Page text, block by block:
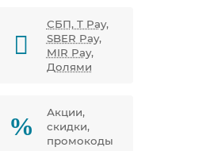
СБП, T Pay,
SBER Pay,
MIR Pay,
Долями
Акции,
скидки,
промокоды